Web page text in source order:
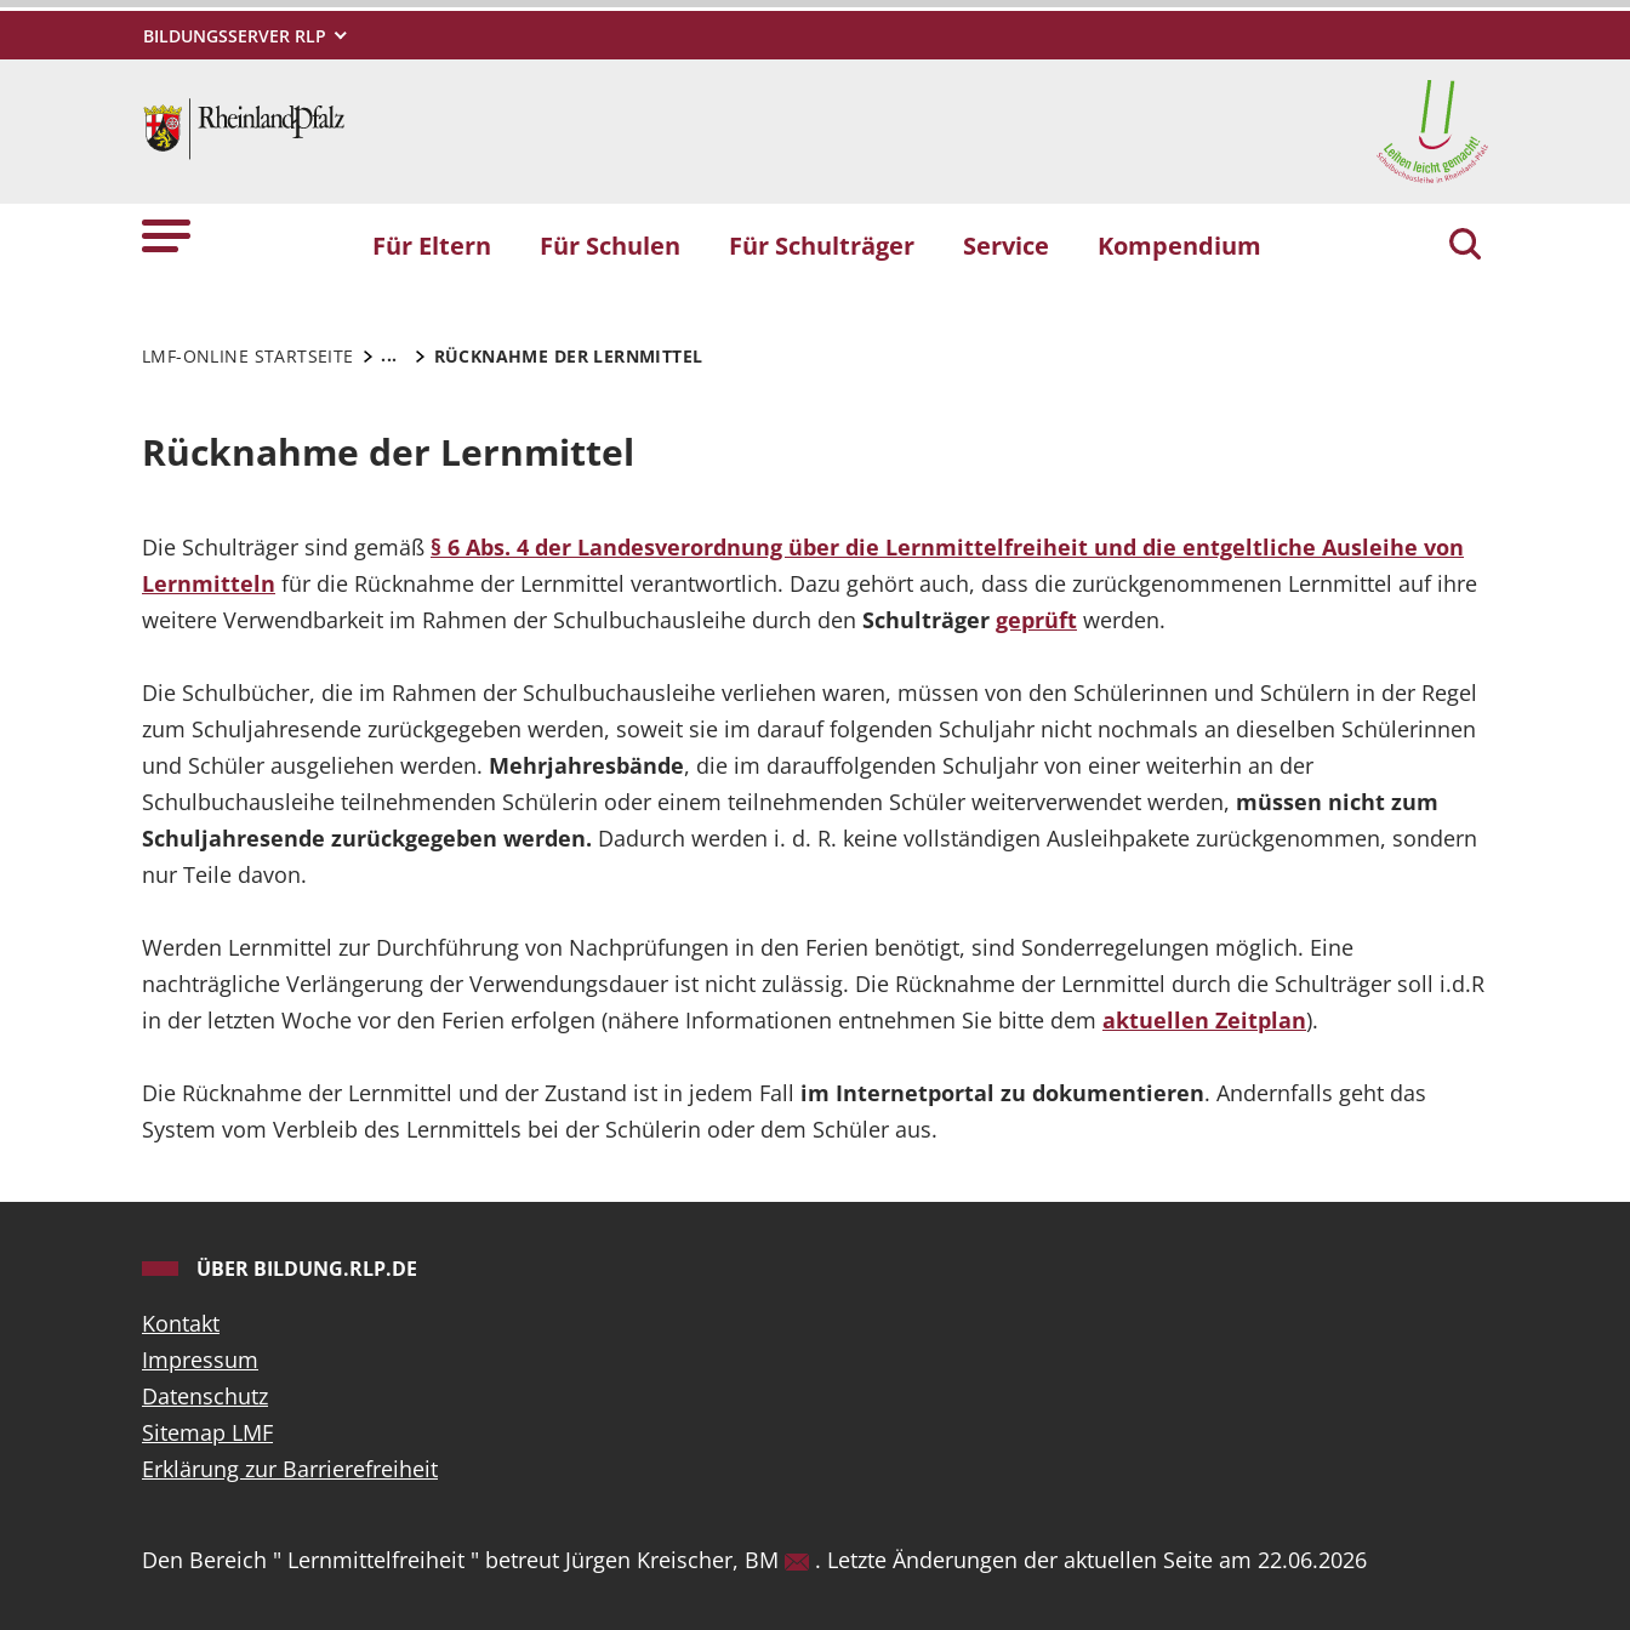
BILDUNGSSERVER RLP
Für Eltern Für Schulen Für Schulträger Service Kompendium
LMF-ONLINE STARTSEITE ... RÜCKNAHME DER LERNMITTEL
Rücknahme der Lernmittel
Die Schulträger sind gemäß § 6 Abs. 4 der Landesverordnung über die Lernmittelfreiheit und die entgeltliche Ausleihe von
Lernmitteln für die Rücknahme der Lernmittel verantwortlich. Dazu gehört auch, dass die zurückgenommenen Lernmittel auf ihre
weitere Verwendbarkeit im Rahmen der Schulbuchausleihe durch den Schulträger geprüft werden.
Die Schulbücher, die im Rahmen der Schulbuchausleihe verliehen waren, müssen von den Schülerinnen und Schülern in der Regel
zum Schuljahresende zurückgegeben werden, soweit sie im darauf folgenden Schuljahr nicht nochmals an dieselben Schülerinnen
und Schüler ausgeliehen werden. Mehrjahresbände, die im darauffolgenden Schuljahr von einer weiterhin an der
Schulbuchausleihe teilnehmenden Schülerin oder einem teilnehmenden Schüler weiterverwendet werden, müssen nicht zum
Schuljahresende zurückgegeben werden. Dadurch werden i. d. R. keine vollständigen Ausleihpakete zurückgenommen, sondern
nur Teile davon.
Werden Lernmittel zur Durchführung von Nachprüfungen in den Ferien benötigt, sind Sonderregelungen möglich. Eine
nachträgliche Verlängerung der Verwendungsdauer ist nicht zulässig. Die Rücknahme der Lernmittel durch die Schulträger soll i.d.R
in der letzten Woche vor den Ferien erfolgen (nähere Informationen entnehmen Sie bitte dem aktuellen Zeitplan).
Die Rücknahme der Lernmittel und der Zustand ist in jedem Fall im Internetportal zu dokumentieren. Andernfalls geht das
System vom Verbleib des Lernmittels bei der Schülerin oder dem Schüler aus.
ÜBER BILDUNG.RLP.DE
Kontakt
Impressum
Datenschutz
Sitemap LMF
Erklärung zur Barrierefreiheit
Den Bereich " Lernmittelfreiheit " betreut Jürgen Kreischer, BM . Letzte Änderungen der aktuellen Seite am 22.06.2026